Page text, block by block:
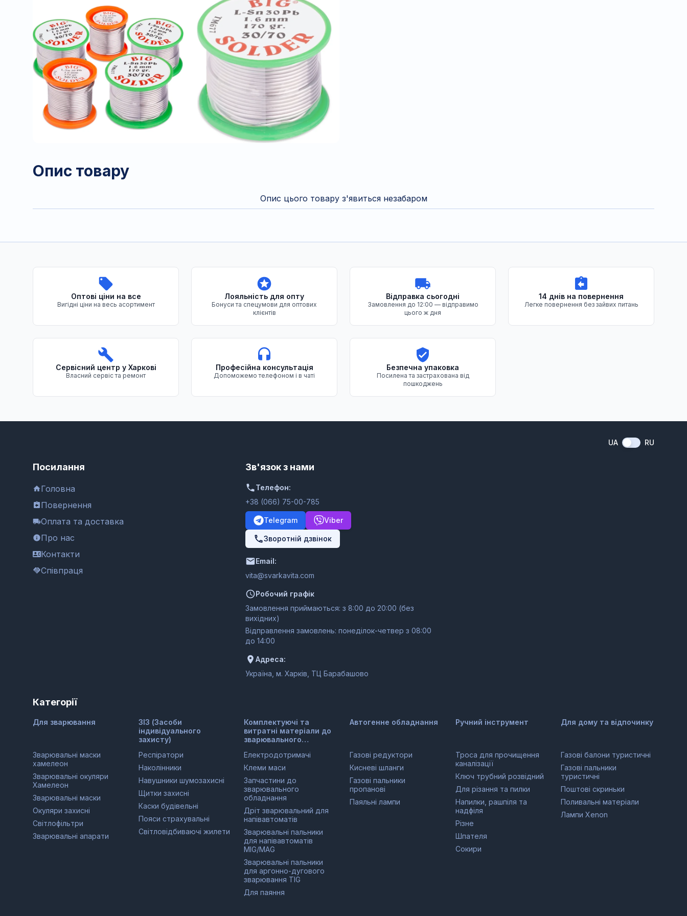
Опис товару
Опис цього товару з'явиться незабаром
Переваги нашого магазину
Оптові ціни на все
Вигідні ціни на весь асортимент
Лояльність для опту
Бонуси та спецумови для оптових
клієнтів
Відправка сьогодні
Замовлення до 12:00 — відправимо
цього ж дня
14 днів на повернення
Легке повернення без зайвих питань
Сервісний центр у Харкові
Власний сервіс та ремонт
Професійна консультація
Допоможемо телефоном і в чаті
Безпечна упаковка
Посилена та застрахована від
пошкоджень
UA RU
Посилання
Головна
Повернення
Оплата та доставка
Про нас
Контакти
Співпраця
Зв'язок з нами
Телефон:
+38 (066) 75-00-785
Telegram Viber
Зворотній дзвінок
Email:
moc.ativakravs@ativ
Робочий графік
Замовлення приймаються: з 8:00 до 20:00 (без
вихідних)
Відправлення замовлень: понеділок-четвер з 08:00
до 14:00
Адреса:
Україна, м. Харків, ТЦ Барабашово
Категорії
Для зварювання
Зварювальні маски
хамелеон
Зварювальні окуляри
Хамелеон
Зварювальні маски
Окуляри захисні
Світлофільтри
Зварювальні апарати
ЗІЗ (Засоби
індивідуального
захисту)
Респіратори
Наколінники
Навушники шумозахисні
Щитки захисні
Каски будівельні
Пояси страхувальні
Світловідбиваючі жилети
Комплектуючі та
витратні матеріали до
зварювального
Електродотримачі
Клеми маси
Запчастини до
зварювального
обладнання
Дріт зварювальний для
напівавтоматів
Зварювальні пальники
для напівавтоматів
MIG/MAG
Зварювальні пальники
для аргонно-дугового
зварювання TIG
Для паяння
Автогенне обладнання
Газові редуктори
Кисневі шланги
Газові пальники
пропанові
Паяльні лампи
Ручний інструмент
Троса для прочищення
каналізації
Ключ трубний розвідний
Для різання та пилки
Напилки, рашпіля та
надфіля
Різне
Шпателя
Сокири
Для дому та відпочинку
Газові балони туристичні
Газові пальники
туристичні
Поштові скриньки
Поливальні матеріали
Лампи Xenon